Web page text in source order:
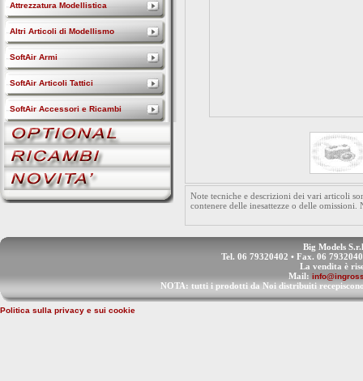
Attrezzatura Modellistica
Altri Articoli di Modellismo
SoftAir Armi
SoftAir Articoli Tattici
SoftAir Accessori e Ricambi
Note tecniche e descrizioni dei vari articoli
contenere delle inesattezze o delle
Big Models
Tel. 06 79320402 • Fax. 06
La vendita è
Mail:
NOTA: tutti i prodotti da Noi distribuiti
Politica sulla privacy e sui cookie